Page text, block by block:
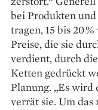
bei Produkten
tragen, 15 bis 20
Preise, die sie
verdient, durch
Ketten gedrückt
Planung. „Es wird
verrät sie. Um